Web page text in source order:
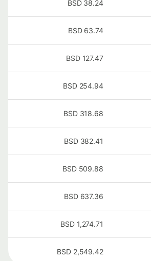
38.24
BSD
63.74
BSD
127.47
BSD
254.94
BSD
318.68
BSD
382.41
BSD
509.88
BSD
637.36
BSD
1,274.71
BSD
2,549.42
BSD